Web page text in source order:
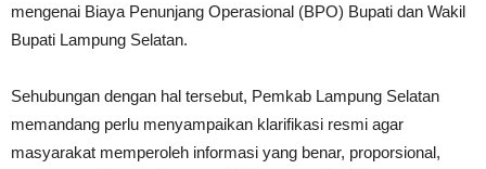
mengenai Biaya Penunjang Operasional (BPO) Bupati dan Wakil
Bupati Lampung Selatan.
Sehubungan dengan hal tersebut, Pemkab Lampung Selatan
memandang perlu menyampaikan klarifikasi resmi agar
masyarakat memperoleh informasi yang benar, proporsional,